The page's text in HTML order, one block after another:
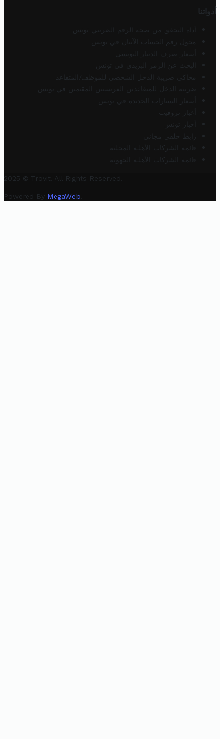
أدواتنا
أداة التحقق من صحة الرقم الضريبي تونس
محول رقم الحساب الآيبان في تونس
أسعار صرف الدينار التونسي
البحث عن الرمز البريدي في تونس
محاكي ضريبة الدخل الشخصي للموظف/المتقاعد
ضريبة الدخل للمتقاعدين الفرنسيين المقيمين في تونس
أسعار السيارات الجديدة في تونس
أخبار تروفيت
أخبار تونس
رابط خلفي مجاني
قائمة الشركات الأهلية المحلية
قائمة الشركات الأهلية الجهوية
2025 © Trovit. All Rights Reserved.
Powered By MegaWeb